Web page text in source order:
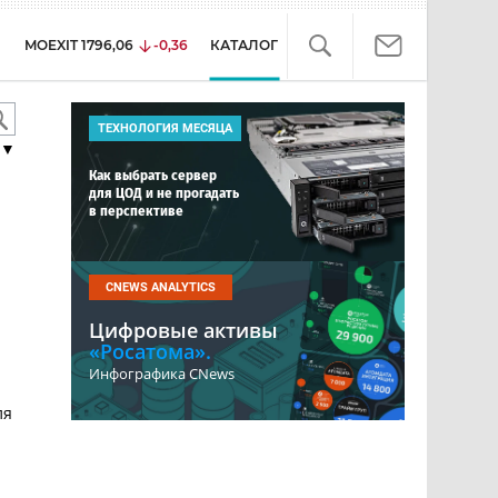
MOEXIT 1796,06 -0,36 КАТАЛОГ
ТЕХНОЛОГИЯ МЕСЯЦА
Как выбрать сервер
для ЦОД и не прогадать
в перспективе
CNEWS ANALYTICS
Цифровые активы
«Росатома».
Инфографика CNews